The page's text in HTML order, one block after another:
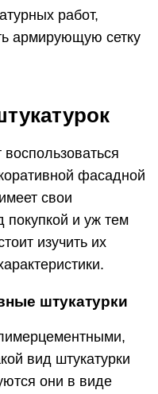
работ,
армирующую сетку
фасадной
свои
покупкой и уж тем
изучить их
штукатурки
вид штукатурки
они в виде